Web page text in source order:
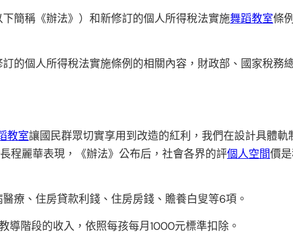
簡稱《辦法》）和新修訂的個人所得稅法實施舞蹈教室條
的個人所得稅法實施條例的相關內容，財政部、國家稅務
教室讓國民群眾切實享用到改造的紅利，我們在設計具體
程麗華表現，《辦法》公布后，社會各界的評個人空間價
療、住房貸款利錢、住房房錢、贍養白叟等6項。
階段的收入，依照每孩每月1000元標準扣除。